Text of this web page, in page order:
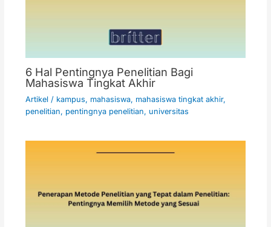
6 Hal Pentingnya Penelitian Bagi
Mahasiswa Tingkat Akhir
Artikel / kampus, mahasiswa, mahasiswa tingkat akhir,
penelitian, pentingnya penelitian, universitas